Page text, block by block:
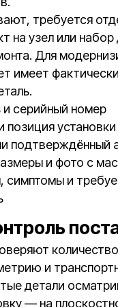
требуется
на узел или набор
Для
имеет фактически
и серийный номер
позиция установки
подтверждённый
и фото с
симптомы и
и
детали
— на